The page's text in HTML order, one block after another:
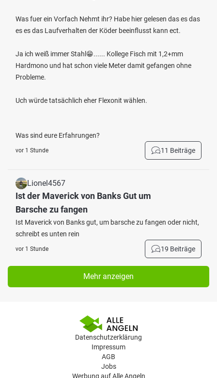
Was fuer ein Vorfach Nehmt ihr? Habe hier gelesen das es das
es es das Laufverhalten der Köder beeinflusst kann ect.
Ja ich weiß immer Stahl😁...... Kollege Fisch mit 1,2+mm
Hardmono und hat schon viele Meter damit gefangen ohne
Probleme.
Uch würde tatsächlich eher Flexonit wählen.
Was sind eure Erfahrungen?
vor 1 Stunde 11 Beiträge
Lionel4567
Ist der Maverick von Banks Gut um
Barsche zu fangen
Ist Maverick von Banks gut, um barsche zu fangen oder nicht,
schreibt es unten rein
vor 1 Stunde 19 Beiträge
Mehr anzeigen
Datenschutzerklärung
Impressum
AGB
Jobs
Werbung auf Alle Angeln